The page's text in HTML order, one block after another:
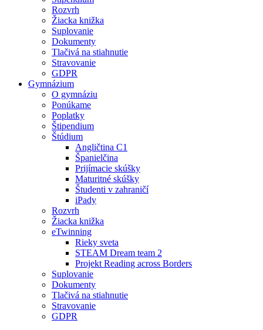
Rozvrh
Žiacka knižka
Suplovanie
Dokumenty
Tlačivá na stiahnutie
Stravovanie
GDPR
Gymnázium
O gymnáziu
Ponúkame
Poplatky
Štipendium
Štúdium
Angličtina C1
Španielčina
Prijímacie skúšky
Maturitné skúšky
Študenti v zahraničí
iPady
Rozvrh
Žiacka knižka
eTwinning
Rieky sveta
STEAM Dream team 2
Projekt Reading across Borders
Suplovanie
Dokumenty
Tlačivá na stiahnutie
Stravovanie
GDPR